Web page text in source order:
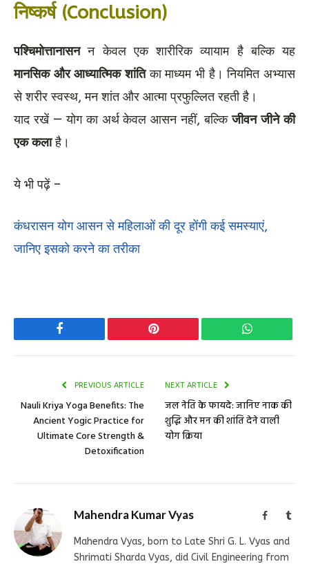
निष्कर्ष (Conclusion)
पश्चिमोत्तानासनन केवल एक शारीरिक व्यायाम है बल्कि यह
मानसिक और आध्यात्मिक शांतिका माध्यम भी है। नियमित अभ्यास
से शरीर स्वस्थ, मन शांत और आत्मा प्रफुल्लित रहती है।
याद रखें — योग का अर्थ केवल आसन नहीं, बल्किजीवन जीने की
एक कलाहै।
ये भी पढ़ें –
कंधरासन योग आसन से महिलाओं की दूर होंगी कई समस्‍याएं,
जानिए इसको करने का तरीका
Facebook Pinterest WhatsApp
PREVIOUS ARTICLE
Nauli Kriya Yoga Benefits: The
Ancient Yogic Practice for
Ultimate Core Strength &
Detoxification
NEXT ARTICLE
जल नेति के फायदे: जानिए नाक की
शुद्धि और मन की शांति देने वाली
योग क्रिया
Mahendra Kumar Vyas Facebook
Mahendra Vyas, born to Late Shri G. L. Vyas and
Shrimati Sharda Vyas, did Civil Engineering from